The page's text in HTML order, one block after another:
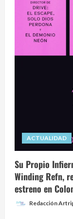
ACTUALIDAD
Su Propio
Winding Refn,
estreno en
Redacción